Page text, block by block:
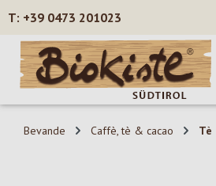
Passa al contenuto principale
+39 0473 201023
Bevande Caffè, tè & cacao Tè